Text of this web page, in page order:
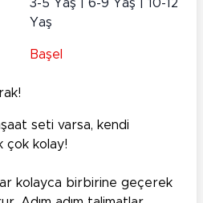
3-5 Yaş | 6-9 Yaş | 10-12
Yaş
Başel
seti varsa, kendi
çok kolay!
kolayca birbirine geçerek